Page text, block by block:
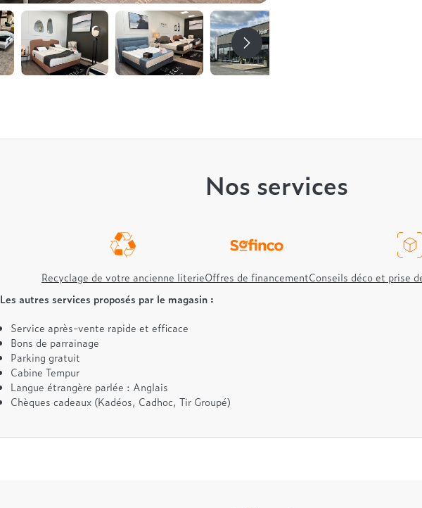
Nos services
Recyclage de votre ancienne literieOffres de financementConseils déco et prise
Les autres services proposés par le magasin :
Service après-vente rapide et efficace
Bons de parrainage
Parking gratuit
Cabine Tempur
Langue étrangère parlée : Anglais
Chèques cadeaux (Kadéos, Cadhoc, Tir Groupé)